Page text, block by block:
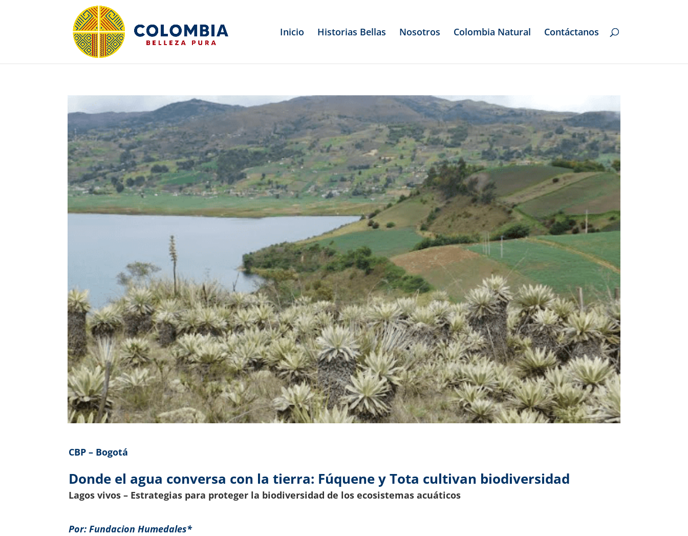
Inicio Historias Bellas Nosotros Colombia Natural Contáctanos
CBP – Bogotá
Donde el agua conversa con la tierra: Fúquene y Tota cultivan biodiversidad
Lagos vivos – Estrategias para proteger la biodiversidad de los ecosistemas acuáticos
Por: Fundacion Humedales*